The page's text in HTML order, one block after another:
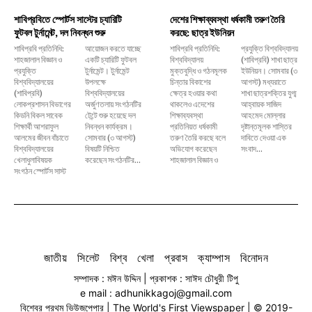
শাবিপ্রবিতে স্পোর্টস সাস্টের চ্যারিটি
ফুটবল টুর্নামেন্ট, দল নিবন্ধন শুরু
শাবিপ্রবি প্রতিনিধি:
শাহজালাল বিজ্ঞান ও
প্রযুক্তি
বিশ্ববিদ্যালয়ের
(শাবিপ্রবি)
লোকপ্রশাসন বিভাগের
কিডনি বিকল সাবেক
শিক্ষার্থী আশরাফুল
আলমের জীবন বাঁচাতে
বিশ্ববিদ্যালয়ের
খেলাধুলাবিষয়ক
সংগঠন স্পোর্টস সাস্ট
আয়োজন করতে যাচ্ছে
একটি চ্যারিটি ফুটবল
টুর্নামেন্ট। টুর্নামেন্ট
উপলক্ষে
বিশ্ববিদ্যালয়ের
অর্জুণতলায় সংগঠনটির
টেন্টে শুরু হয়েছে দল
নিবন্ধন কার্যক্রম।
সোমবার (৩ আগস্ট)
বিষয়টি নিশ্চিত
করেছেন সংগঠনটির...
দেশের শিক্ষাব্যবস্থা ধর্ষকামী তরুণ তৈরি
করছে: ছাত্র ইউনিয়ন
শাবিপ্রবি প্রতিনিধি:
বিশ্ববিদ্যালয়
মুক্তবুদ্ধি ও গঠনমূলক
চিন্তার বিকাশের
ক্ষেত্র হওয়ার কথা
থাকলেও এদেশের
শিক্ষাব্যবস্থা
প্রতিনিয়ত ধর্ষকামী
তরুণ তৈরি করছে বলে
অভিযোগ করেছেন
শাহজালাল বিজ্ঞান ও
প্রযুক্তি বিশ্ববিদ্যালয়
(শাবিপ্রবি) শাখা ছাত্র
ইউনিয়ন। সোমবার (৩
আগস্ট) মধ্যরাতে
শাখা ছাত্রশক্তির যুগ্ম
আহ্বায়ক সাজিদ
আহমেদ মোল্লার
দৃষ্টান্তমূলক শাস্তির
দাবিতে দেওয়া এক
সংবাদ...
জাতীয় সিলেট বিশ্ব খেলা প্রবাস ক্যাম্পাস বিনোদন
সম্পাদক : মঈন উদ্দিন | প্রকাশক : সাঈদ চৌধুরী টিপু
e mail : adhunikkagoj@gmail.com
বিশ্বের প্রথম ভিউজপেপার | The World's First Viewspaper | © 2019-